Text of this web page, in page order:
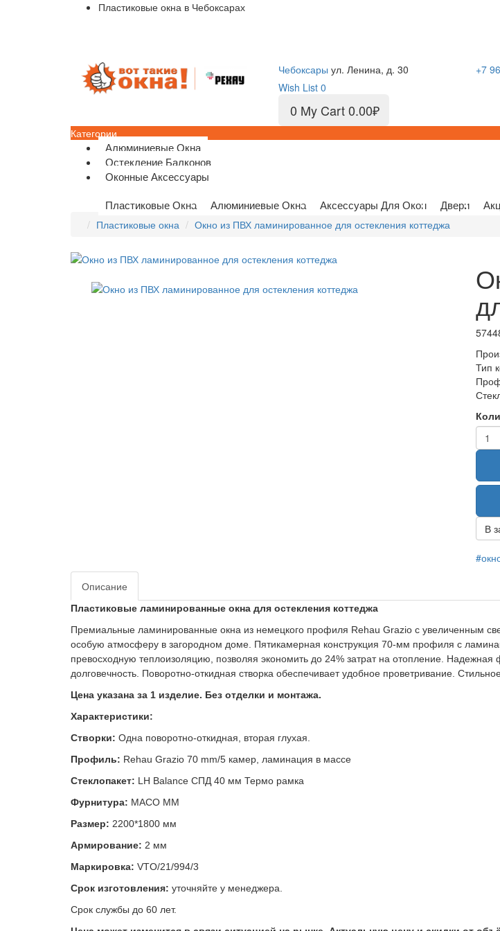
Пластиковые окна в Чебоксарах
Чебоксары ул. Ленина, д. 30 +7
Wish List 0
0 My Cart0.00₽
Категории
Алюминиевые Окна
Остекление Балконов
Оконные Аксессуары
Пластиковые Окна
Алюминиевые Окна Аксессуары Для Окон Двери
Пластиковые окна Окно из ПВХ ламинированное для остекления коттеджа
Тип
В
Описание
Пластиковые ламинированные окна для остекления коттеджа
Премиальные ламинированные окна из немецкого профиля Rehau Grazio с увеличенным
особую атмосферу в загородном доме. Пятикамерная конструкция 70-мм профиля с
превосходную теплоизоляцию, позволяя экономить до 24% затрат на отопление. Надежная
долговечность. Поворотно-откидная створка обеспечивает удобное проветривание.
Цена указана за 1 изделие. Без отделки и монтажа.
Характеристики:
Створки: Одна поворотно-откидная, вторая глухая.
Профиль: Rehau Grazio 70 mm/5 камер, ламинация в массе
Стеклопакет: LH Balance СПД 40 мм Термо рамка
Фурнитура: MACO MM
Размер: 2200*1800 мм
Армирование: 2 мм
Маркировка: VTO/21/994/3
Срок изготовления: уточняйте у менеджера.
Срок службы до 60 лет.